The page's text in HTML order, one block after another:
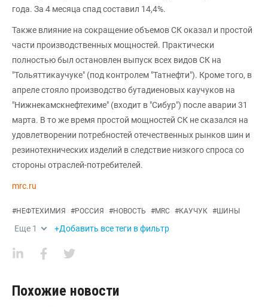
года. За 4 месяца спад составил 14,4%.
Также влияние на сокращение объемов СК оказал и простой
части производственных мощностей. Практически
полностью был остановлен выпуск всех видов СК на
"Тольяттикаучуке" (под контролем "Татнефти"). Кроме того, в
апреле стояло производство бутадиеновых каучуков на
"Нижнекамскнефтехиме" (входит в "Сибур") после аварии 31
марта. В то же время простой мощностей СК не сказался на
удовлетворении потребностей отечественных рынков шин и
резинотехнических изделий в следствие низкого спроса со
стороны отраслей-потребителей.
mrc.ru
#НЕФТЕХИМИЯ #РОССИЯ #НОВОСТЬ #MRC #КАУЧУК #ШИНЫ
Еще 1 +Добавить все теги в фильтр
Похожие новости